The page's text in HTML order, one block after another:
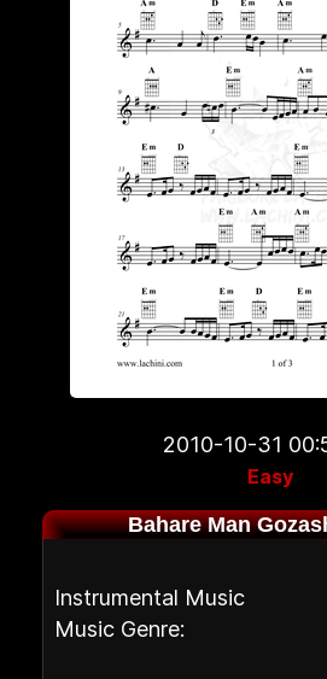
2010-10-31
Easy
Bahare Man
Instrumental Music
Music Genre: